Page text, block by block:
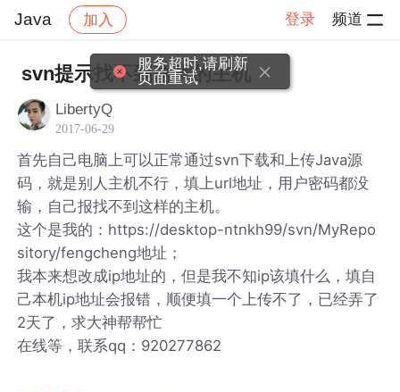
Java 加入 登录 频道
Java 帖子详情
svn提示找不到这样的主机
LibertyQ
2017-06-29
首先自己电脑上可以正常通过svn下载和上传Java源
码，就是别人主机不行，填上url地址，用户密码都没
输，自己报找不到这样的主机。
这个是我的：https://desktop-ntnkh99/svn/MyRepo
sitory/fengcheng地址；
我本来想改成ip地址的，但是我不知ip该填什么，填自
己本机ip地址会报错，顺便填一个上传不了，已经弄了
2天了，求大神帮帮忙
在线等，联系qq：920277862
服务超时,请刷新
页面重试